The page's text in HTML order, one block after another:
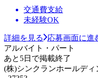
交通費支給
未経験OK
詳細を見る
応募画面に進
アルバイト・パート
あと5日で掲載終了
(株)シンクランホールディ